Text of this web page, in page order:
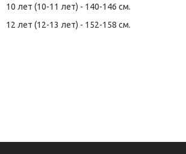
10 лет (10-11 лет) - 140-146 см.
12 лет (12-13 лет) - 152-158 см.